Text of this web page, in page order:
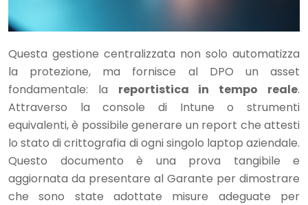
Questa gestione centralizzata non solo automatizza
la protezione, ma fornisce al DPO un asset
fondamentale: la reportistica in tempo reale.
Attraverso la console di Intune o strumenti
equivalenti, è possibile generare un report che attesti
lo stato di crittografia di ogni singolo laptop aziendale.
Questo documento è una prova tangibile e
aggiornata da presentare al Garante per dimostrare
che sono state adottate misure adeguate per